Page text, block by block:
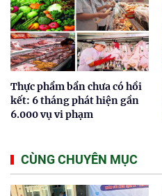
Thực phẩm bẩn chưa có hồi
kết: 6 tháng phát hiện gần
6.000 vụ vi phạm
CÙNG CHUYÊN MỤC